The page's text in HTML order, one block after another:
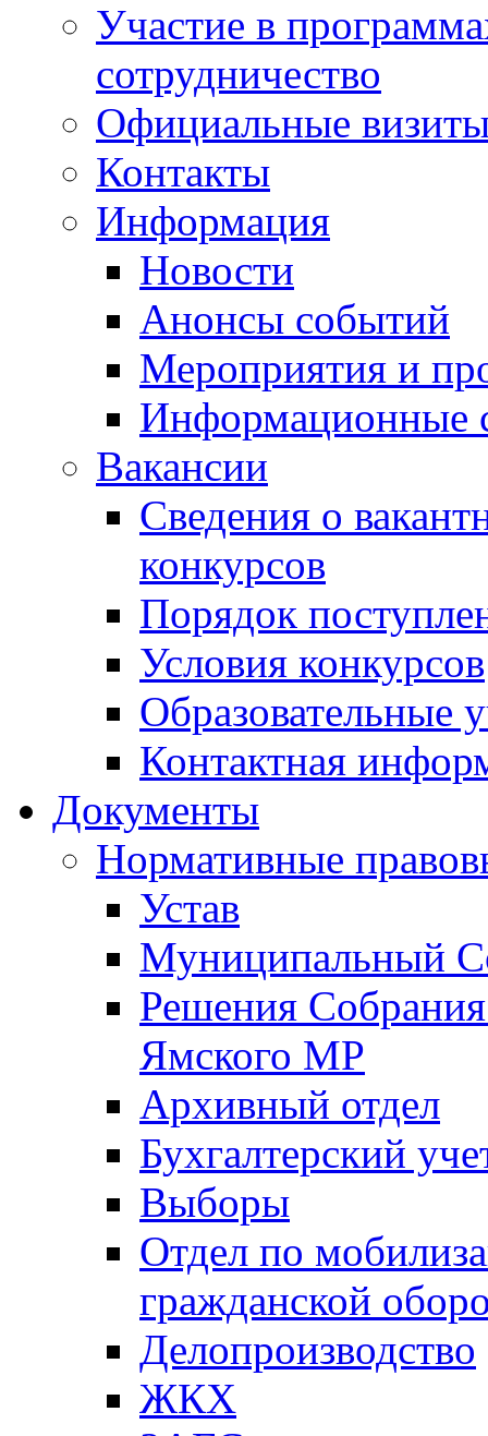
Участие в
сотрудничество
Официальные
Контакты
Информация
Новости
Анонсы событий
Мероприятия и
Информационные
Вакансии
Сведения о
конкурсов
Порядок
Условия конкурсов
Образовательные
Контактная
Документы
Нормативные
Устав
Муниципальный
Решения
Ямского МР
Архивный отдел
Бухгалтерский
Выборы
Отдел по
гражданской
Делопроизводство
ЖКХ